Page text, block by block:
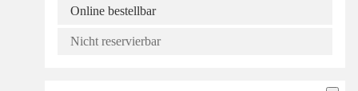
Online bestellbar
Nicht reservierbar